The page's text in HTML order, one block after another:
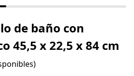
de baño con
45,5 x 22,5 x 84 cm